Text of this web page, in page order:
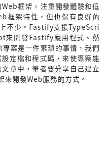
框架，注重開發體驗和低
框架特性，但也保有良好的
不少。Fastify支援TypeScri
來開發Fastify應用程式。然
案是一件繁瑣的事情，我們
定檔和程式碼，來使專案能
章中，筆者要分享自己建立
開發Web服務的方式。